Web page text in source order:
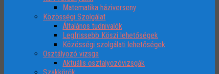
Matematika háziverseny
Közösségi Szolgálat
Általános tudnivalók
Legfrissebb Köszi lehetőségek
Közösségi szolgálati lehetőségek
Osztályozó vizsga
Aktuális osztalyozóvizsgák